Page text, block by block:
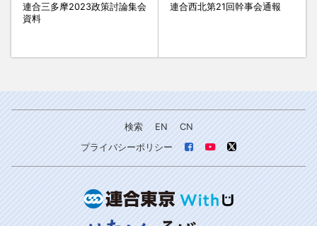
連合三多摩2023政策討論集会
資料
連合西北第21回幹事会通報
検索 EN
CN
プライバシーポリシー